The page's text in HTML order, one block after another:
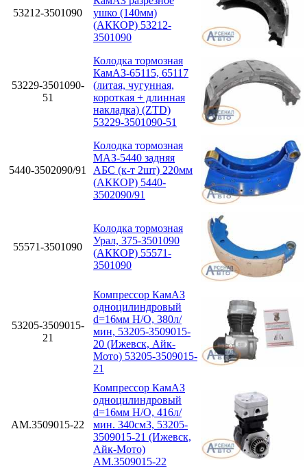
53212-3501090
ушко (140мм)
(АККОР) 53212-
3501090
53229-3501090-
51
Колодка тормозная
КамАЗ-65115, 65117
(литая, чугунная,
короткая + длинная
накладка) (ZTD)
53229-3501090-51
5440-3502090/91
Колодка тормозная
МАЗ-5440 задняя
АБС (к-т 2шт) 220мм
(АККОР) 5440-
3502090/91
55571-3501090
Колодка тормозная
Урал, 375-3501090
(АККОР) 55571-
3501090
53205-3509015-
21
Компрессор КамАЗ
одноцилиндровый
d=16мм Н/О, 380л/
мин, 53205-3509015-
20 (Ижевск, Айк-
Мото) 53205-3509015-
21
АМ.3509015-22
Компрессор КамАЗ
одноцилиндровый
d=16мм Н/О, 416л/
мин. 340см3, 53205-
3509015-21 (Ижевск,
Айк-Мото)
АМ.3509015-22